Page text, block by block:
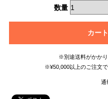
数量
カー
※別途送料がかかり
※¥50,000以上のご注文で
通